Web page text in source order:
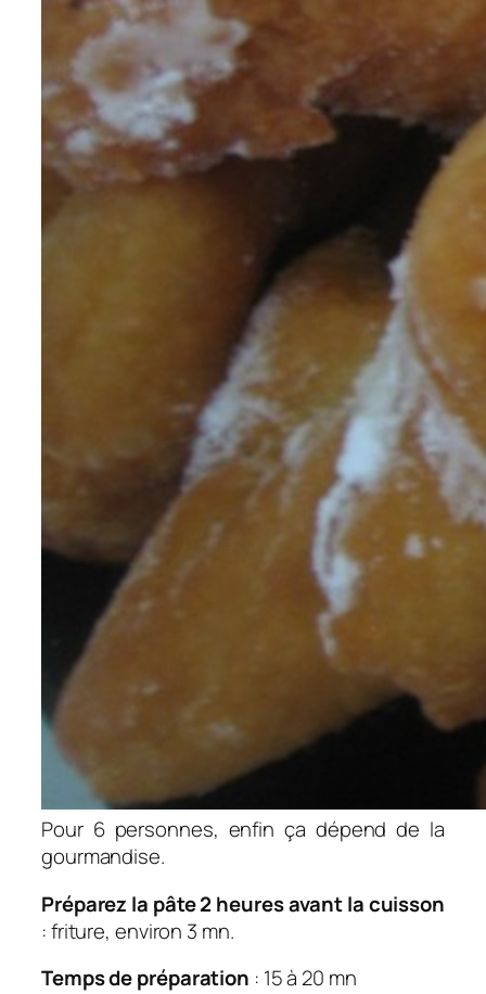
Pour 6 personnes, enfin ça dépend de la
gourmandise.
Préparez la pâte 2 heures avant la cuisson
: friture, environ 3 mn.
Temps de préparation : 15 à 20 mn